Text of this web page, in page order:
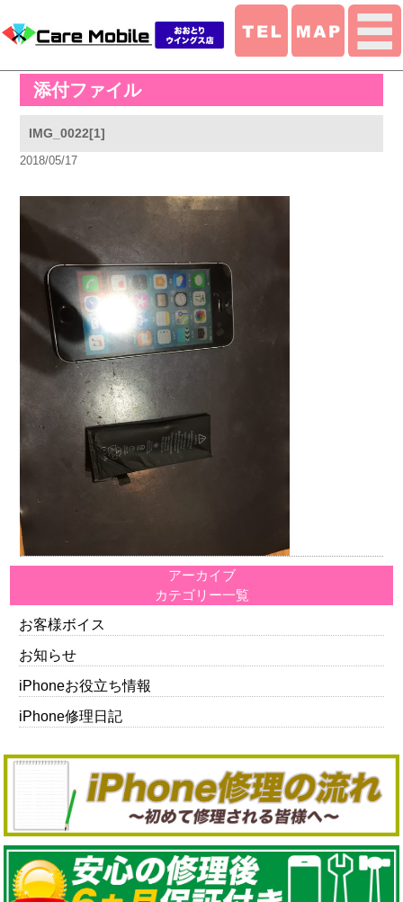
添付ファイル
IMG_0022[1]
2018/05/17
アーカイブ
カテゴリー一覧
お客様ボイス
お知らせ
iPhoneお役立ち情報
iPhone修理日記